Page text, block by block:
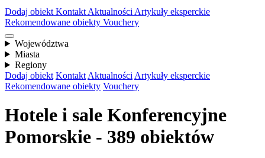
Dodaj obiekt Kontakt Aktualności Artykuły eksperckie
Rekomendowane obiekty Vouchery
Województwa
Miasta
Regiony
Dodaj obiekt Kontakt Aktualności Artykuły eksperckie
Rekomendowane obiekty Vouchery
Hotele i sale Konferencyjne
Pomorskie - 389 obiektów